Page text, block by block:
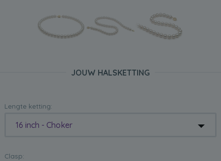
JOUW HALSKETTING
Lengte ketting:
16 inch - Choker
Clasp: